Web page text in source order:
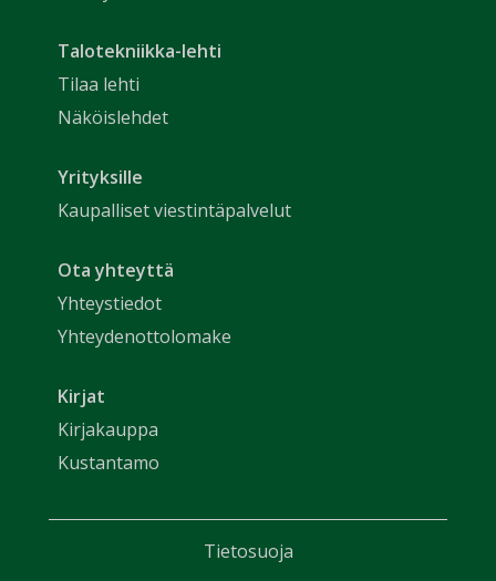
Talotekniikka-lehti
Tilaa lehti
Näköislehdet
Yrityksille
Kaupalliset viestintäpalvelut
Ota yhteyttä
Yhteystiedot
Yhteydenottolomake
Kirjat
Kirjakauppa
Kustantamo
Tietosuoja